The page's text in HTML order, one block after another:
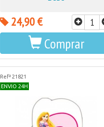
24,90 €
Comprar
Refª 21821
ENVIO 24H